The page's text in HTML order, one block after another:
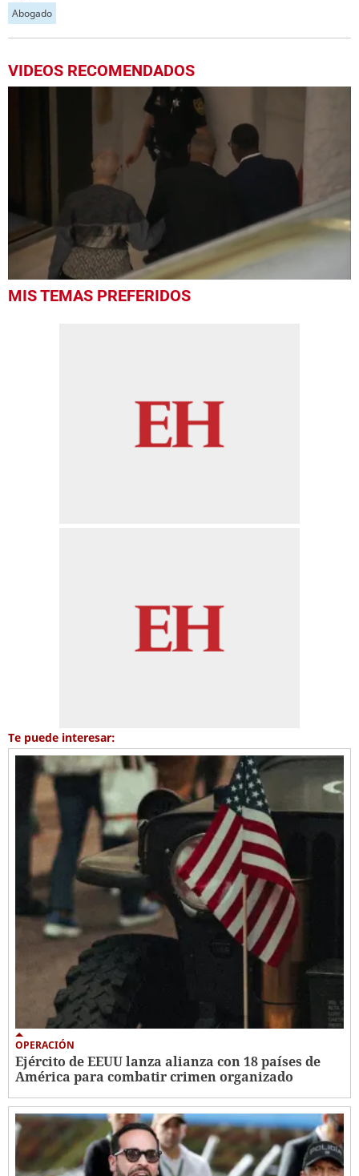
Abogado
VIDEOS RECOMENDADOS
seconds
MIS TEMAS PREFERIDOS
Te puede interesar:
OPERACIÓN
Ejército de EEUU lanza alianza con 18 países de
América para combatir crimen organizado